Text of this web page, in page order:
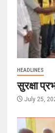
HEADLINES
सुरक्षा
July 25,